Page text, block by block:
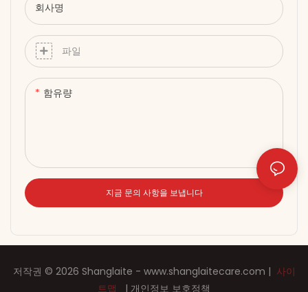
회사명
파일
함유량
지금 문의 사항을 보냅니다
저작권 © 2026 Shanglaite - www.shanglaitecare.com | 사이
트맵
| 개인정보 보호정책